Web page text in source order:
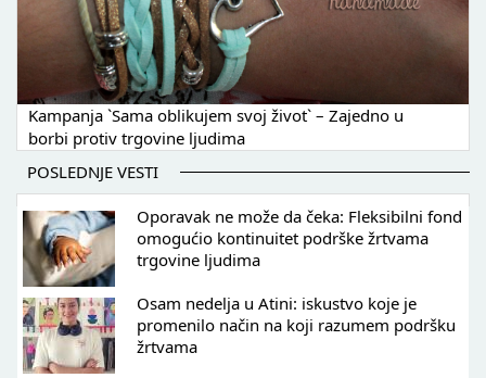
Kampanja `Sama oblikujem svoj život` – Zajedno u
borbi protiv trgovine ljudima
POSLEDNJE VESTI
Oporavak ne može da čeka: Fleksibilni fond
omogućio kontinuitet podrške žrtvama
trgovine ljudima
Osam nedelja u Atini: iskustvo koje je
promenilo način na koji razumem podršku
žrtvama